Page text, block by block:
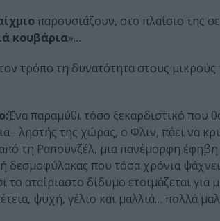
παρουσιάζουν, στο πλαίσιο της
κουβάρια»…
τρόπο τη δυνατότητα στους
Ένα παραμύθι τόσο ξεκαρδιστικό που
ληστής της χώρας, ο Φλιν, πάει να
τη Ραπουνζέλ, μια πανέμορφη
δεσμοφύλακας που τόσα χρόνια
αταίριαστο δίδυμο ετοιμάζεται για
ψυχή, γέλιο και μαλλιά… πολλά